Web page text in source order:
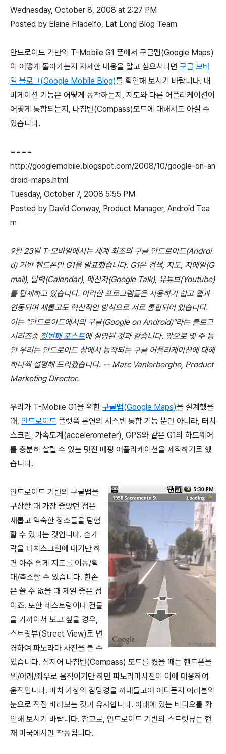
Wednesday, October 8, 2008 at 2:27 PM
Posted by Elaine Filadelfo, Lat Long Blog Team
안드로이드 기반의 T-Mobile G1 폰에서 구글맵(Google Maps)
이 어떻게 돌아가는지 자세한 내용을 알고 싶으시다면 구글 모바
일 블로그(Google Mobile Blog)를 확인해 보시기 바랍니다. 내
비게이션 기능은 어떻게 동작하는지, 지도와 다른 어플리케이션이
어떻게 통합되는지, 나침반(Compass)모드에 대해서도 아실 수
있습니다.
====
http://googlemobile.blogspot.com/2008/10/google-on-an
droid-maps.html
Tuesday, October 7, 2008 5:55 PM
Posted by David Conway, Product Manager, Android Tea
m
9월 23일 T-모바일에서는 세계 최초의 구글 안드로이드(Androi
d) 기반 핸드폰인 G1을 발표했습니다. G1은 검색, 지도, 지메일(G
mail), 달력(Calendar), 메신저(Google Talk), 유튜브(Youtube)
를 탑재하고 있습니다. 이러한 프로그램들은 사용하기 쉽고 웹과
연동되며 새롭고도 혁신적인 방식으로 서로 통합되어 있습니다.
이는 "안드로이드에서의 구글(Google on Android)"라는 블로그
시리즈중 첫번째 포스트에 설명된 것과 같습니다. 앞으로 몇 주 동
안 우리는 안드로이드 상에서 동작되는 구글 어플리케이션에 대해
하나씩 설명해 드리겠습니다. -- Marc Vanlerberghe, Product
Marketing Director.
우리가 T-Mobile G1을 위한 구글맵(Google Maps)을 설계했을
때, 안드로이드 플랫폼 본연의 시스템 통합 기능 뿐만 아니라, 터치
스크린, 가속도계(accelerometer), GPS와 같은 G1의 하드웨어
를 충분히 살릴 수 있는 멋진 매핑 어플리케이션을 제작하기로 했
습니다.
안드로이드 기반의 구글맵을
구상할 때 가장 좋았던 점은
새롭고 익숙한 장소들을 탐험
할 수 있다는 것입니다. 손가
락을 터치스크린에 대기만 하
면 아주 쉽게 지도를 이동/확
대/축소할 수 있습니다. 한손
은 쓸 수 없을 때 제일 좋은 점
이죠. 또한 레스토랑이나 건물
을 가까이서 보고 싶을 경우,
스트릿뷰(Street View)로 변
경하여 파노라마 사진을 볼 수
있습니다. 심지어 나침반(Compass) 모드를 켰을 때는 핸드폰을
위/아래/좌우로 움직이기만 하면 파노라마사진이 이에 대응하여
움직입니다. 마치 가상의 잠망경을 꺼내들고여 어디든지 여러분의
눈으로 직접 바라보는 것과 유사합니다. 아래에 있는 비디오를 확
인해 보시기 바랍니다. 참고로, 안드로이드 기반의 스트릿뷰는 현
재 미국에서만 작동됩니다.